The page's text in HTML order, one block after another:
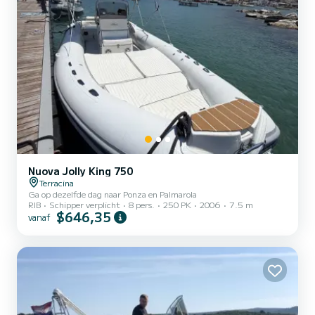
Nuova Jolly King 750
Terracina
Ga op dezelfde dag naar Ponza en Palmarola
RIB
Schipper verplicht 8 pers. 250 PK 2006 7.5 m
vanaf $646,35